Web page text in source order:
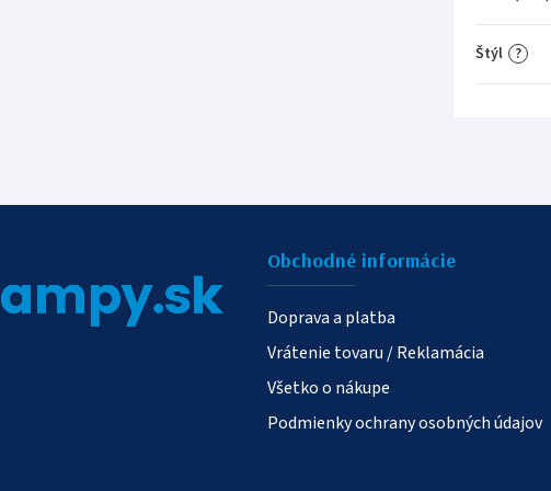
?
Štýl
Obchodné informácie
Doprava a platba
Vrátenie tovaru / Reklamácia
Všetko o nákupe
Podmienky ochrany osobných údajov